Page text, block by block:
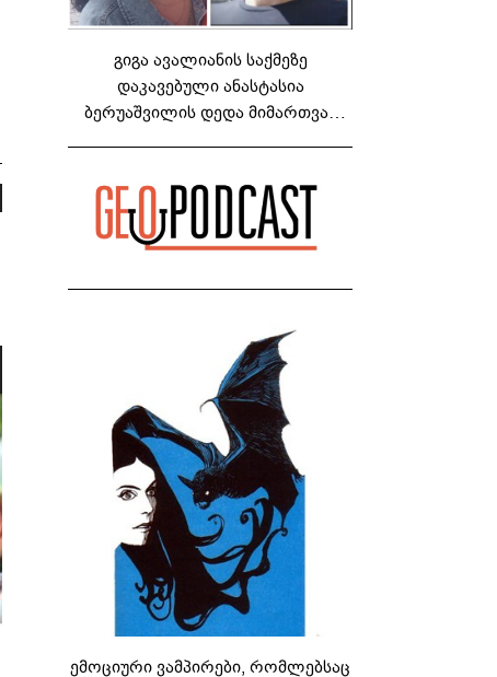
გიგა ავალიანის საქმეზე
დაკავებული ანასტასია
ბერუაშვილის დედა მიმართვას
თავს, მის მერე მე მე არ ვარ"
ემოციური ვამპირები, რომლებსაც